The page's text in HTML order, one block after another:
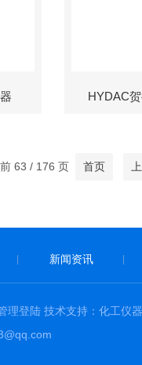
HYDAC
63 / 176 页 首页
新闻资讯
理登陆技术支持： 化工仪